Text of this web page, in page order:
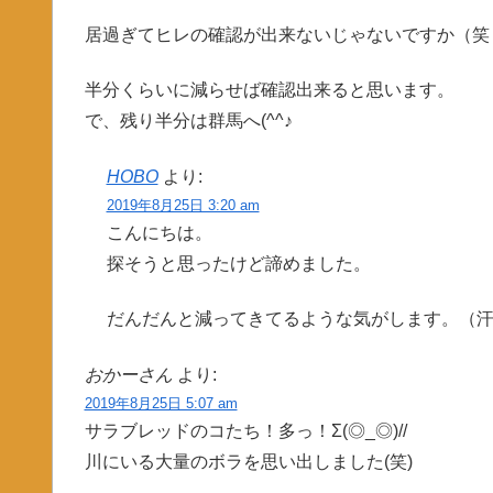
居過ぎてヒレの確認が出来ないじゃないですか（笑
半分くらいに減らせば確認出来ると思います。
で、残り半分は群馬へ(^^♪
HOBO より:
2019年8月25日 3:20 am
こんにちは。
探そうと思ったけど諦めました。
だんだんと減ってきてるような気がします。（
おかーさん より:
2019年8月25日 5:07 am
サラブレッドのコたち！多っ！Σ(◎_◎)//
川にいる大量のボラを思い出しました(笑)